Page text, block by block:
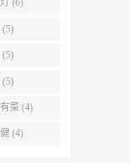
(6)
(5)
(5)
(5)
菜 (4)
(4)